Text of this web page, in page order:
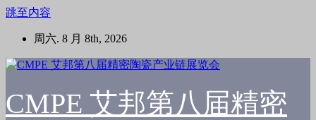
跳至内容
周六. 8 月 8th, 2026
CMPE 艾邦第八届精密